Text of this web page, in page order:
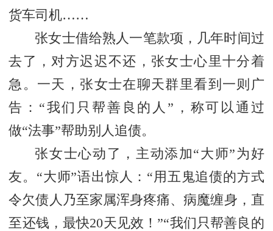
货车司机……
张女士借给熟人一笔款项，几年时间过
去了，对方迟迟不还，张女士心里十分着
急。一天，张女士在聊天群里看到一则广
告：“我们只帮善良的人”，称可以通过
做“法事”帮助别人追债。
张女士心动了，主动添加“大师”为好
友。“大师”语出惊人：“用五鬼追债的方式
令欠债人乃至家属浑身疼痛、病魔缠身，直
至还钱，最快20天见效！”“我们只帮善良的